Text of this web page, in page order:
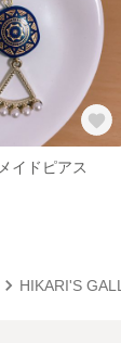
イドピアス
HIKARI'S